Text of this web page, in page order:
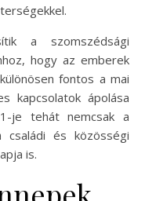
a szomszédsági
hogy az emberek
fontos a mai
kapcsolatok ápolása
je tehát nemcsak a
családi és közösségi
is.